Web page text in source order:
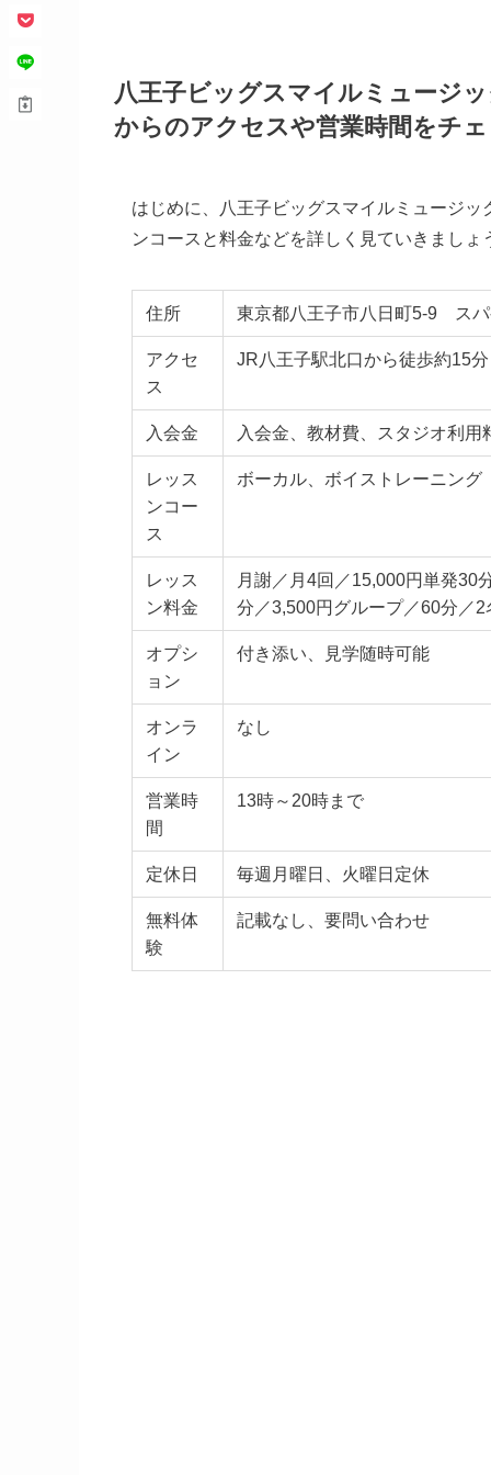
八王子ビッグスマイルミュージ
からのアクセスや営業時間をチ
はじめに、八王子ビッグスマイルミュージ
ンコースと料金などを詳しく見ていきましょ
住所 東京都八王子市八日町5-9 ス
アクセ
ス
JR八王子駅北口から徒歩約15分
入会金 入会金、教材費、スタジオ利用
レッス
ンコー
ス
ボーカル、ボイストレーニング
レッス
ン料金
月謝／月4回／15,000円単発30
分／3,500円グループ／60分／
オプシ
ョン
付き添い、見学随時可能
オンラ
イン
なし
営業時
間
13時～20時まで
定休日 毎週月曜日、火曜日定休
無料体
験
記載なし、要問い合わせ